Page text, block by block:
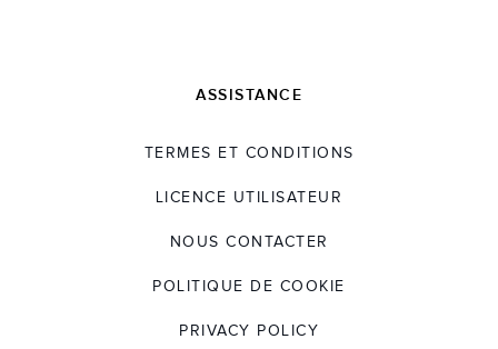
ASSISTANCE
TERMES ET CONDITIONS
LICENCE UTILISATEUR
NOUS CONTACTER
POLITIQUE DE COOKIE
PRIVACY POLICY